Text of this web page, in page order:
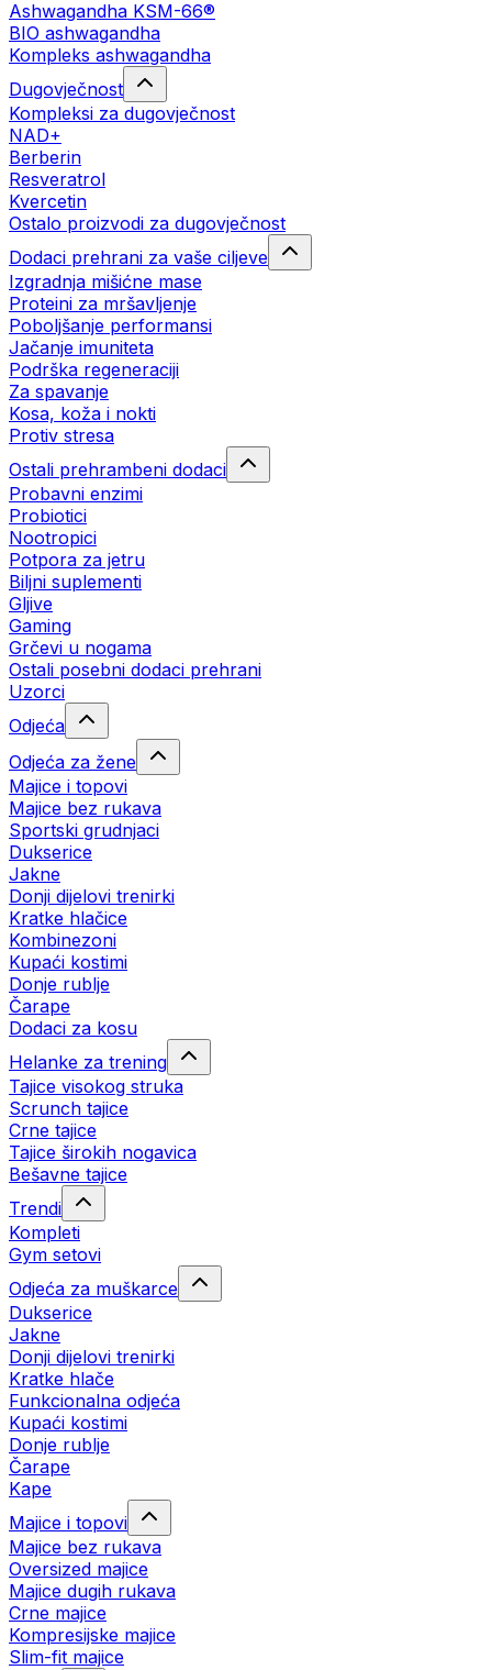
Ashwagandha KSM-66®
BIO ashwagandha
Kompleks ashwagandha
Dugovječnost
Kompleksi za dugovječnost
NAD+
Berberin
Resveratrol
Kvercetin
Ostalo proizvodi za dugovječnost
Dodaci prehrani za vaše ciljeve
Izgradnja mišićne mase
Proteini za mršavljenje
Poboljšanje performansi
Jačanje imuniteta
Podrška regeneraciji
Za spavanje
Kosa, koža i nokti
Protiv stresa
Ostali prehrambeni dodaci
Probavni enzimi
Probiotici
Nootropici
Potpora za jetru
Biljni suplementi
Gljive
Gaming
Grčevi u nogama
Ostali posebni dodaci prehrani
Uzorci
Odjeća
Odjeća za žene
Majice i topovi
Majice bez rukava
Sportski grudnjaci
Dukserice
Jakne
Donji dijelovi trenirki
Kratke hlačice
Kombinezoni
Kupaći kostimi
Donje rublje
Čarape
Dodaci za kosu
Helanke za trening
Tajice visokog struka
Scrunch tajice
Crne tajice
Tajice širokih nogavica
Bešavne tajice
Trendi
Kompleti
Gym setovi
Odjeća za muškarce
Dukserice
Jakne
Donji dijelovi trenirki
Kratke hlače
Funkcionalna odjeća
Kupaći kostimi
Donje rublje
Čarape
Kape
Majice i topovi
Majice bez rukava
Oversized majice
Majice dugih rukava
Crne majice
Kompresijske majice
Slim-fit majice